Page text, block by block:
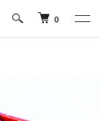
0